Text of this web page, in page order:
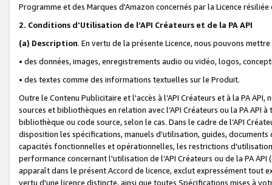
Programme et des Marques d'Amazon concernés par la Licence
2. Conditions d'Utilisation de l’API Créateurs et de la PA API
(a) Description. En vertu de la présente Licence, nous pouvons
• des données, images, enregistrements audio ou vidéo, logos,
• des textes comme des informations textuelles sur le Produit.
Outre le Contenu Publicitaire et l'accès à l’API Créateurs et à la PA
sources et bibliothèques en relation avec l’API Créateurs ou la PA
bibliothèque ou code source, selon le cas. Dans le cadre de l’API
disposition les spécifications, manuels d'utilisation, guides,
capacités fonctionnelles et opérationnelles, les restrictions
performance concernant l'utilisation de l’API Créateurs ou de la PA
apparaît dans le présent Accord de licence, exclut expressément tout
vertu d'une licence distincte, ainsi que toutes Spécifications mises à